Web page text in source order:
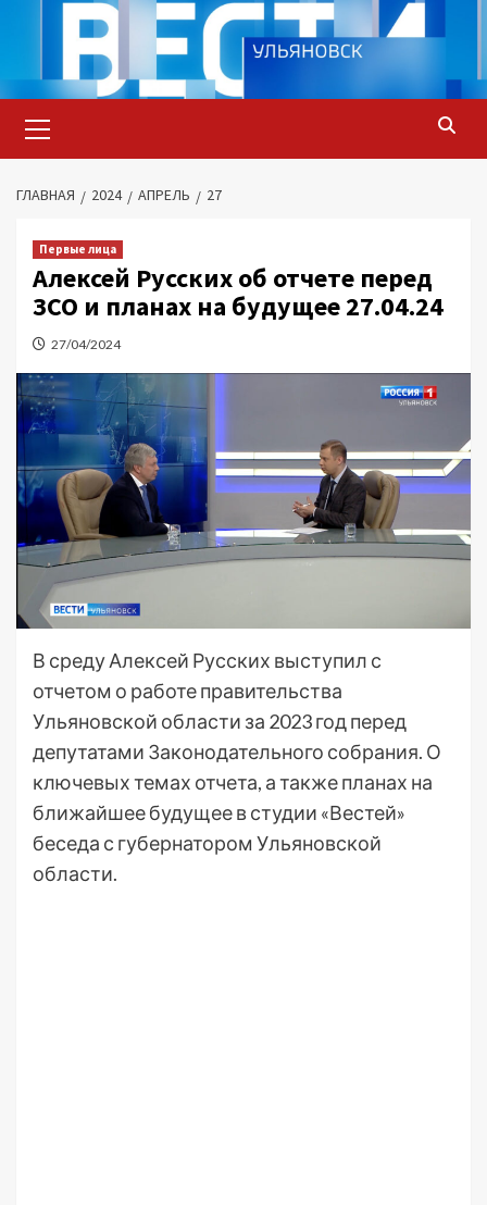
содержимому
меню
ГЛАВНАЯ 2024 АПРЕЛЬ 27
Первые лица
Алексей Русских об отчете перед
ЗСО и планах на будущее 27.04.24
27/04/2024
В среду Алексей Русских выступил с
отчетом о работе правительства
Ульяновской области за 2023 год перед
депутатами Законодательного собрания. О
ключевых темах отчета, а также планах на
ближайшее будущее в студии «Вестей»
беседа с губернатором Ульяновской
области.